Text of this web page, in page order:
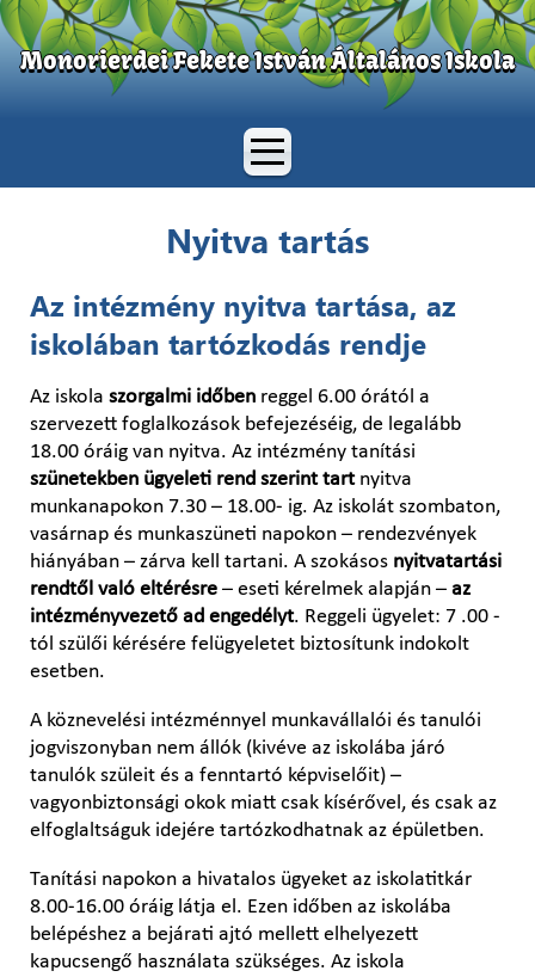
Monorierdei Fekete István Általános Iskola
Nyitva tartás
Az intézmény nyitva tartása, az
iskolában tartózkodás rendje
Az iskola szorgalmi időben reggel 6.00 órától a
szervezett foglalkozások befejezéséig, de legalább
18.00 óráig van nyitva. Az intézmény tanítási
szünetekben ügyeleti rend szerint tart nyitva
munkanapokon 7.30 – 18.00- ig. Az iskolát szombaton,
vasárnap és munkaszüneti napokon – rendezvények
hiányában – zárva kell tartani. A szokásos nyitvatartási
rendtől való eltérésre – eseti kérelmek alapján – az
intézményvezető ad engedélyt. Reggeli ügyelet: 7 .00 -
tól szülői kérésére felügyeletet biztosítunk indokolt
esetben.
A köznevelési intézménnyel munkavállalói és tanulói
jogviszonyban nem állók (kivéve az iskolába járó
tanulók szüleit és a fenntartó képviselőit) –
vagyonbiztonsági okok miatt csak kísérővel, és csak az
elfoglaltságuk idejére tartózkodhatnak az épületben.
Tanítási napokon a hivatalos ügyeket az iskolatitkár
8.00-16.00 óráig látja el. Ezen időben az iskolába
belépéshez a bejárati ajtó mellett elhelyezett
kapucsengő használata szükséges. Az iskola